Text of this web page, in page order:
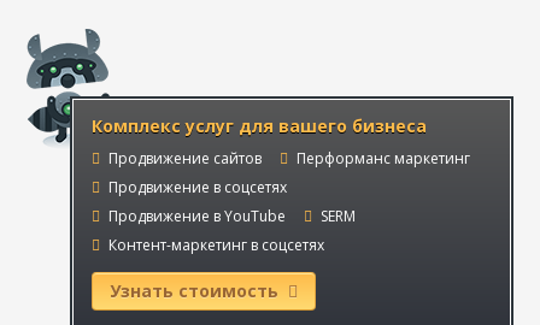
Комплекс услуг для вашего бизнеса
Продвижение сайтов
Перформанс маркетинг
Продвижение в соцсетях
Продвижение в YouTube
SERM
Контент-маркетинг в соцсетях
Узнать стоимость